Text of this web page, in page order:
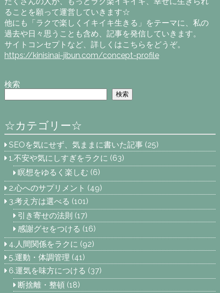
ることを願って運営していきます☆
他にも「ラクで楽しくイキイキ生きる」をテーマに、私の
過去や日々思うことも含め、記事を発信していきます。
サイトコンセプトなど、詳しくはこちらをどうぞ。
https://kinisinai-jibun.com/concept-profile
検索
検索
☆カテゴリー☆
SEOを気にせず、気ままに書いた記事 (25)
1.不安や気にしすぎをラクに (63)
瞑想をゆるく楽しむ (6)
2.心へのサプリメント (49)
3.考え方は選べる (101)
引き寄せの法則 (17)
感謝グセをつける (16)
4.人間関係をラクに (92)
5.運動・体調管理 (41)
6.運気を味方につける (37)
断捨離・整頓(18)